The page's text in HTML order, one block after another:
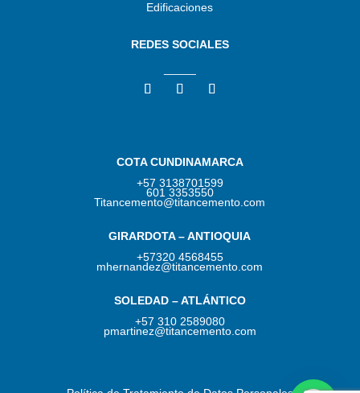
Edificaciones
REDES SOCIALES
COTA CUNDINAMARCA
+57 3138701599
601 3353550
Titancemento@titancemento.com
GIRARDOTA – ANTIOQUIA
+57320 4568455
mhernandez@titancemento.com
SOLEDAD – ATLÁNTICO
+57 310 2589080
pmartinez@titancemento.com​